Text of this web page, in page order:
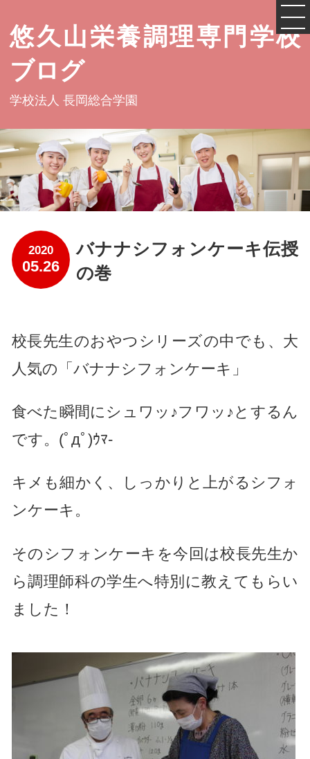
悠久山栄養調理専門学校
ブログ
学校法人 長岡総合学園
2020
05.26
バナナシフォンケーキ伝授
の巻
校長先生のおやつシリーズの中でも、大
人気の「バナナシフォンケーキ」
食べた瞬間にシュワッ♪フワッ♪とするん
です。(ﾟдﾟ)ｳﾏ-
キメも細かく、しっかりと上がるシフォ
ンケーキ。
そのシフォンケーキを今回は校長先生か
ら調理師科の学生へ特別に教えてもらい
ました！